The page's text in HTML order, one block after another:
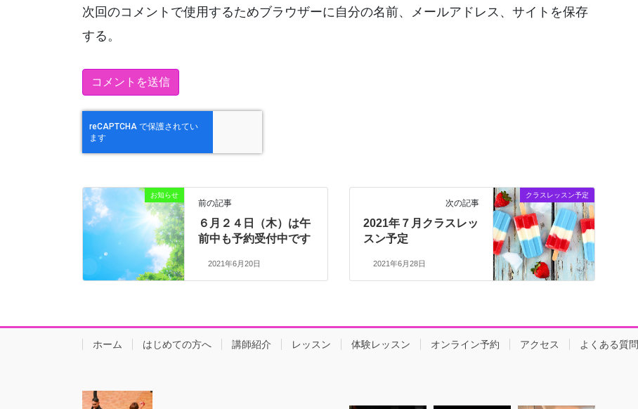
次回のコメントで使用するためブラウザーに自分の名前、メールアドレス、サイトを保存
する。
お知らせ
前の記事
６月２４日（木）は午
前中も予約受付中です
2021年6月20日
クラスレッスン予定
次の記事
2021年７月クラスレッ
スン予定
2021年6月28日
ホーム はじめての方へ 講師紹介 レッスン 体験レッスン オンライン予約 アクセス よくある質問